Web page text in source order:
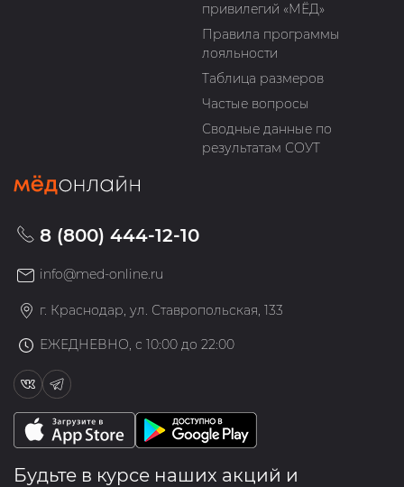
привилегий «МЁД»
Правила программы
лояльности
Таблица размеров
Частые вопросы
Сводные данные по
результатам СОУТ
8 (800) 444-12-10
info@med-online.ru
г. Краснодар, ул. Ставропольская, 133
ЕЖЕДНЕВНО, с 10:00 до 22:00
Будьте в курсе наших акций и